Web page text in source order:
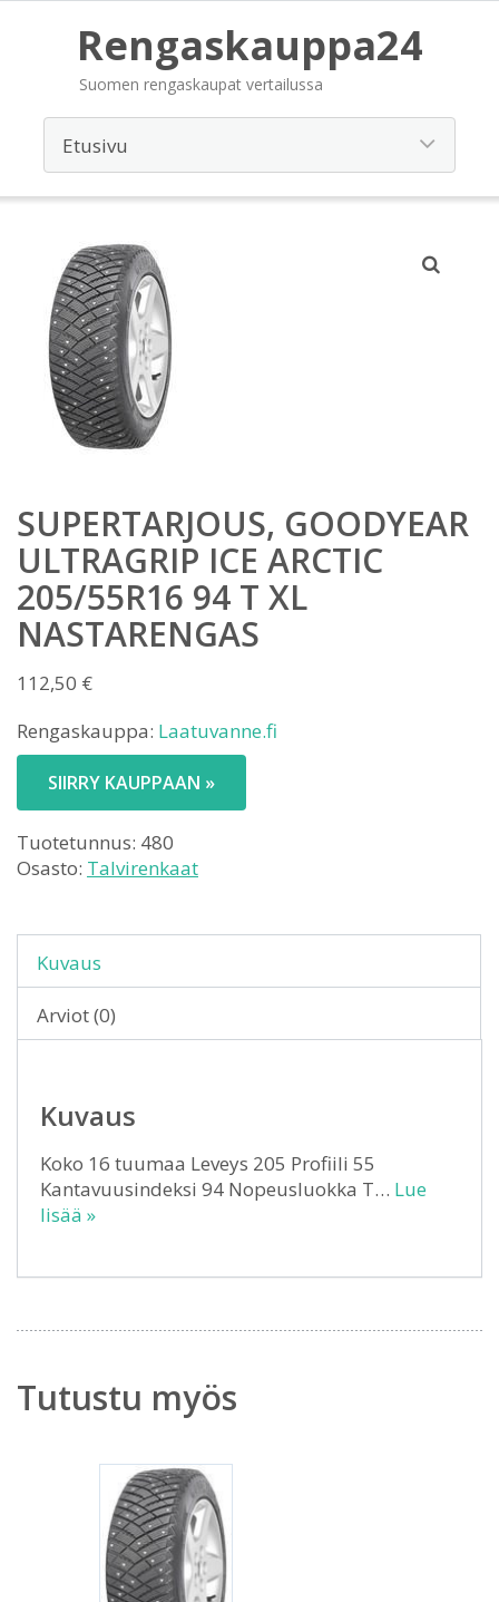
Rengaskauppa24
Suomen rengaskaupat vertailussa
SUPERTARJOUS, GOODYEAR
ULTRAGRIP ICE ARCTIC
205/55R16 94 T XL
NASTARENGAS
112,50 €
Rengaskauppa: Laatuvanne.fi
SIIRRY KAUPPAAN »
Tuotetunnus: 480
Osasto: Talvirenkaat
Kuvaus
Arviot (0)
Kuvaus
Koko 16 tuumaa Leveys 205 Profiili 55
Kantavuusindeksi 94 Nopeusluokka T… Lue
lisää »
Tutustu myös